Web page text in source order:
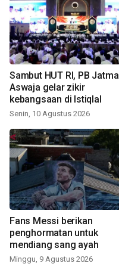
Sambut HUT RI, PB Jatma
Aswaja gelar zikir
kebangsaan di Istiqlal
Senin, 10 Agustus 2026
Fans Messi berikan
penghormatan untuk
mendiang sang ayah
Minggu, 9 Agustus 2026